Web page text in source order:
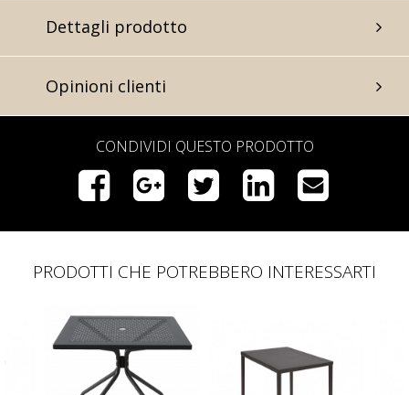
Dettagli prodotto
Opinioni clienti
CONDIVIDI QUESTO PRODOTTO
PRODOTTI CHE POTREBBERO INTERESSARTI